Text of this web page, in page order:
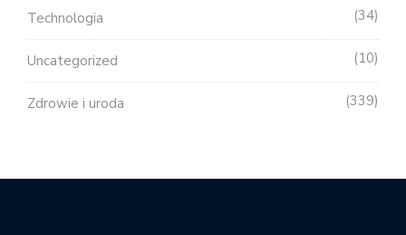
Technologia 34
Uncategorized 10
Zdrowie i uroda 339